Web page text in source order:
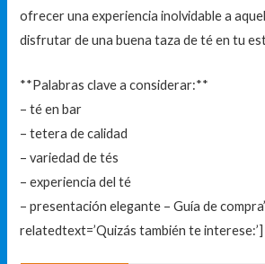
ofrecer una experiencia inolvidable a
disfrutar de una buena taza de té en tu
**Palabras clave a considerar:**
– té en bar
– tetera de calidad
– variedad de tés
– experiencia del té
– presentación elegante – Guía de compra’
relatedtext=’Quizás también te interese:’]